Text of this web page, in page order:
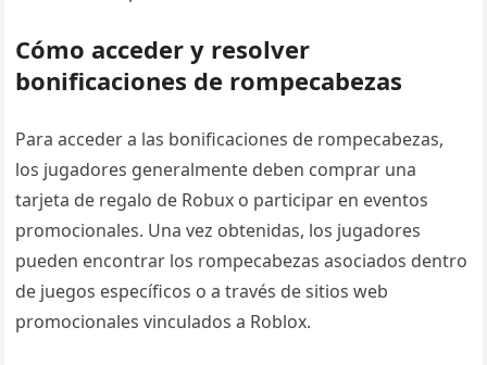
Cómo acceder y resolver
bonificaciones de rompecabezas
Para acceder a las bonificaciones de rompecabezas,
los jugadores generalmente deben comprar una
tarjeta de regalo de Robux o participar en eventos
promocionales. Una vez obtenidas, los jugadores
pueden encontrar los rompecabezas asociados dentro
de juegos específicos o a través de sitios web
promocionales vinculados a Roblox.